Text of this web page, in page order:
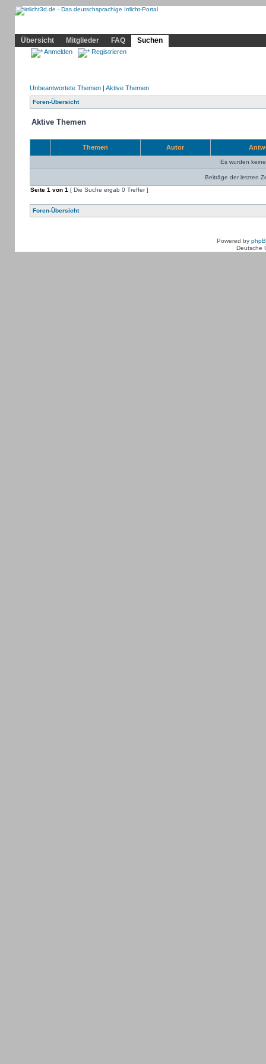
Übersicht
Mitglieder FAQ Suchen
Anmelden Registrieren
Unbeantwortete Themen| Aktive Themen
Foren-Übersicht
Aktive Themen
Themen Autor
Es wurden
Beiträge der letzten
Seite 1 von 1 [ Die Suche ergab 0 Treffer ]
Foren-Übersicht
Powered by
Deutsche